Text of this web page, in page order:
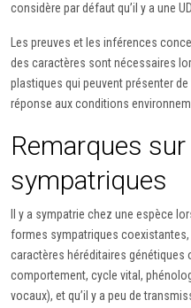
considère par défaut qu’il y a une
Les preuves et les inférences
des caractères sont nécessaires
plastiques qui peuvent présenter
réponse aux conditions
Remarques
sympatriques
Il y a sympatrie chez une espèce
formes sympatriques
caractères héréditaires génétiques
comportement, cycle vital,
vocaux), et qu’il y a peu de